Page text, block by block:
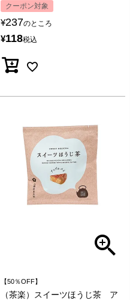
クーポン対象
¥237のところ
¥118税込
【50％OFF】
（茶楽）スイーツほうじ茶 ア